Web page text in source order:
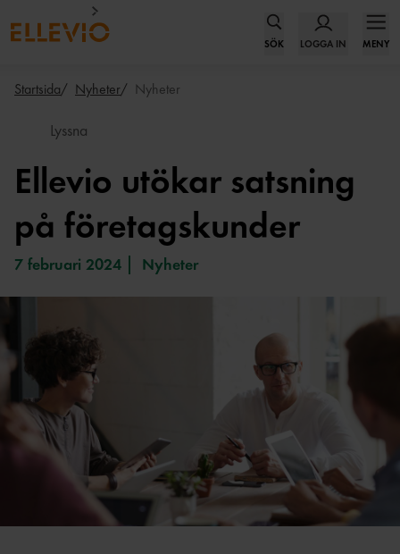
SÖK LOGGA IN MENY
Startsida Nyheter Nyheter
Lyssna
Ellevio utökar satsning
på företagskunder
7 februari 2024 Nyheter